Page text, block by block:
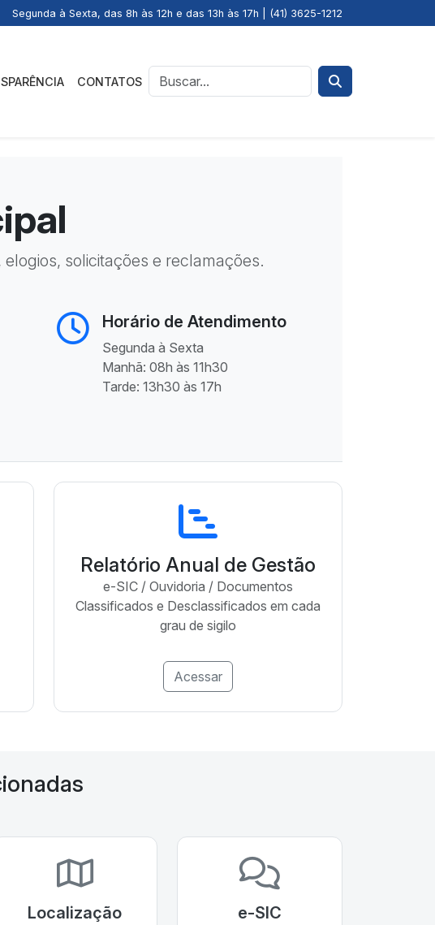
Segunda à Sexta, das 8h às 12h e das 13h às 17h | (41) 3625-1212
CONTATOS
solicitações e reclamações.
Horário de Atendimento
Segunda à Sexta
Manhã: 08h às 11h30
Tarde: 13h30 às 17h
Relatório Anual de Gestão
e-SIC / Ouvidoria / Documentos
Classificados e Desclassificados em cada
grau de sigilo
Acessar
Localização e-SIC